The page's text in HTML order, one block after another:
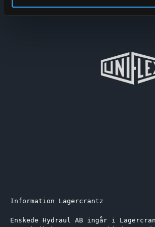
Information Lagercrantz
Enskede Hydraul AB ingår i